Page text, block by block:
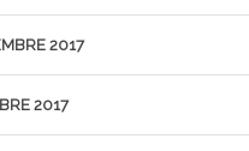
2017
2017